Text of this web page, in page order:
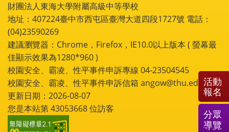
財團法人東海大學附屬高級中等學校
地址：407224臺中市西屯區臺灣大道四段1727號 電話：
(04)23590269
建議瀏覽器：Chrome，Firefox，IE10.0以上版本 ( 螢幕最
佳顯示效果為1280*960 )
校園安全、霸凌、性平事件申訴專線 04-23504545
校園安全、霸凌、性平事件申訴信箱 angow@thu.edu.tw
更新日期：2026-08-07
您是本站第43053668位訪客
活動
報名
分眾
導覽